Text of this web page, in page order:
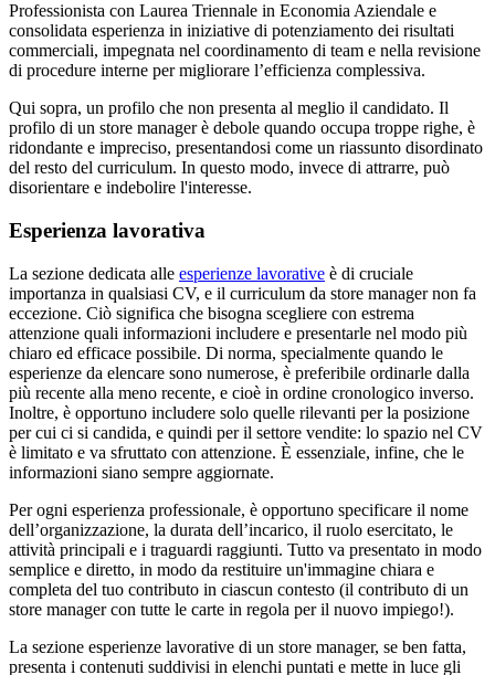
Professionista con Laurea Triennale in Economia Aziendale e
consolidata esperienza in iniziative di potenziamento dei risultati
commerciali, impegnata nel coordinamento di team e nella revisione
di procedure interne per migliorare l’efficienza complessiva.
Qui sopra, un profilo che non presenta al meglio il candidato. Il
profilo di un store manager è debole quando occupa troppe righe, è
ridondante e impreciso, presentandosi come un riassunto disordinato
del resto del curriculum. In questo modo, invece di attrarre, può
disorientare e indebolire l'interesse.
Esperienza lavorativa
La sezione dedicata alle esperienze lavorative è di cruciale
importanza in qualsiasi CV, e il curriculum da store manager non fa
eccezione. Ciò significa che bisogna scegliere con estrema
attenzione quali informazioni includere e presentarle nel modo più
chiaro ed efficace possibile. Di norma, specialmente quando le
esperienze da elencare sono numerose, è preferibile ordinarle dalla
più recente alla meno recente, e cioè in ordine cronologico inverso.
Inoltre, è opportuno includere solo quelle rilevanti per la posizione
per cui ci si candida, e quindi per il settore vendite: lo spazio nel CV
è limitato e va sfruttato con attenzione. È essenziale, infine, che le
informazioni siano sempre aggiornate.
Per ogni esperienza professionale, è opportuno specificare il nome
dell’organizzazione, la durata dell’incarico, il ruolo esercitato, le
attività principali e i traguardi raggiunti. Tutto va presentato in modo
semplice e diretto, in modo da restituire un'immagine chiara e
completa del tuo contributo in ciascun contesto (il contributo di un
store manager con tutte le carte in regola per il nuovo impiego!).
La sezione esperienze lavorative di un store manager, se ben fatta,
presenta i contenuti suddivisi in elenchi puntati e mette in luce gli